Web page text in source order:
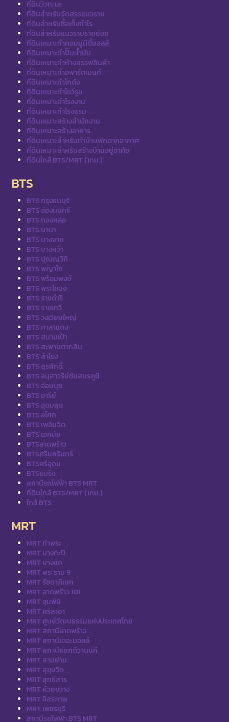
ที่ดินวิวทะเล
ที่ดินสำหรับจัดสรรแนวราบ
ที่ดินสำหรับซื้อเก็งกำไร
ที่ดินสำหรับแนวราบรายย่อย
ที่ดินเหมาะทำคอมมูนิตี้มอลล์
ที่ดินเหมาะทำปั๊มน้ำมัน
ที่ดินเหมาะทำห้างสรรพสินค้า
ที่ดินเหมาะทำอพาร์ตเมนท์
ที่ดินเหมาะทำโกดัง
ที่ดินเหมาะทำโชว์รูม
ที่ดินเหมาะทำโรงงาน
ที่ดินเหมาะทำโรงแรม
ที่ดินเหมาะสร้างสำนักงาน
ที่ดินเหมาะสร้างอาคาร
ที่ดินเหมาะสำหรับทำบ้านพักตากอากาศ
ที่ดินเหมาะสำหรับสร้างบ้านอยู่อาศัย
ที่ดินใกล้ BTS/MRT (1กม.)
BTS
BTS กรุงธนบุรี
BTS ช่องนนทรี
BTS ทองหล่อ
BTS นานา
BTS บางจาก
BTS บางหว้า
BTS ปุณณวิถี
BTS พญาไท
BTS พร้อมพงษ์
BTS พระโขนง
BTS ราชดำริ
BTS ราชเทวี
BTS วงเวียนใหญ่
BTS ศาลาแดง
BTS สนามเป้า
BTS สะพานตากสิน
BTS สำโรง
BTS สุรศักดิ์
BTS อนุสาวรีย์ชัยสมรภูมิ
BTS อ่อนนุช
BTS อารีย์
BTS อุดมสุข
BTS อโศก
BTS เพลินจิต
BTS เอกมัย
BTSลาดพร้าว
BTSศรีนครินทร์
BTSศรีอุดม
BTSแบริ่ง
สถานีรถไฟฟ้า BTS MRT
ที่ดินใกล้ BTS/MRT (1กม.)
ใกล้ BTS
MRT
MRT ท่าพระ
MRT บางกะปิ
MRT บางแค
MRT พระราม 9
MRT รัชดาภิเษก
MRT ลาดพร้าว 101
MRT ลุมพินี
MRT ศรีลาซา
MRT ศูนย์วัฒนธรรมแห่งประเทศไทย
MRT สถานีลาดพร้าว
MRT สถานีเดอะมอลล์
MRT สถานีแยกติวานนท์
MRT สามย่าน
MRT สุขุมวิท
MRT สุทธิสาร
MRT ห้วยขวาง
MRT อิสรภาพ
MRT เพชรบุรี
สถานีรถไฟฟ้า BTS MRT